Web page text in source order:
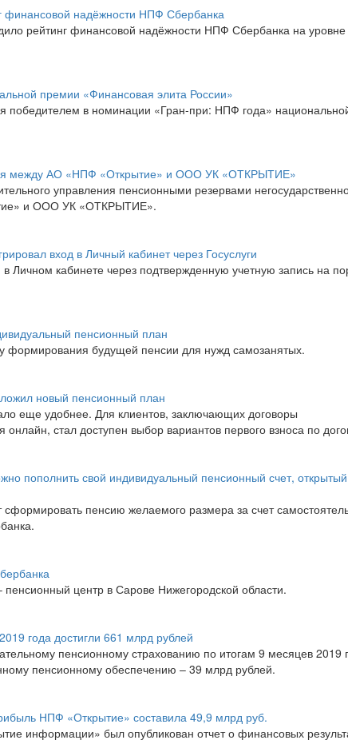
финансовой надёжности НПФ Сбербанка
рейтинг финансовой надёжности НПФ Сбербанка на уровне
премии «Финансовая элита России»
победителем в номинации «Гран-при: НПФ года»
между АО «НПФ «Открытие» и ООО УК «ОТКРЫТИЕ»
управления пенсионными резервами
и ООО УК «ОТКРЫТИЕ».
вход в Личный кабинет через Госуслуги
Личном кабинете через подтвержденную учетную запись на
пенсионный план
будущей пенсии для нужд самозанятых.
новый пенсионный план
еще удобнее. Для клиентов, заключающих договоры
онлайн, стал доступен выбор вариантов первого взноса по
пополнить свой индивидуальный пенсионный счет,
пенсию желаемого размера за счет
центр в Сарове Нижегородской области.
года достигли 661 млрд рублей
пенсионному страхованию по итогам 9 месяцев 2019
пенсионному обеспечению – 39 млрд рублей.
НПФ «Открытие» составила 49,9 млрд руб.
информации» был опубликован отчет о финансовых